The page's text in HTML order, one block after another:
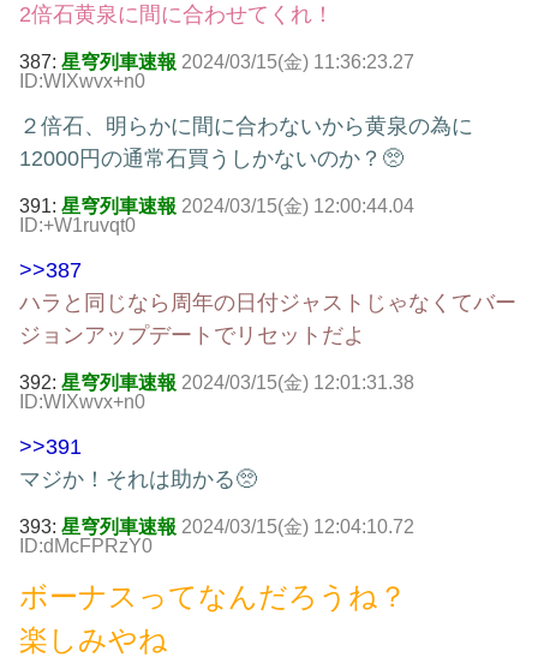
2倍石黄泉に間に合わせてくれ！
387: 星穹列車速報 2024/03/15(金) 11:36:23.27
ID:WIXwvx+n0
２倍石、明らかに間に合わないから黄泉の為に
12000円の通常石買うしかないのか？🥺
391: 星穹列車速報 2024/03/15(金) 12:00:44.04
ID:+W1ruvqt0
>>387
ハラと同じなら周年の日付ジャストじゃなくてバー
ジョンアップデートでリセットだよ
392: 星穹列車速報 2024/03/15(金) 12:01:31.38
ID:WIXwvx+n0
>>391
マジか！それは助かる🥺
393: 星穹列車速報 2024/03/15(金) 12:04:10.72
ID:dMcFPRzY0
ボーナスってなんだろうね？
楽しみやね